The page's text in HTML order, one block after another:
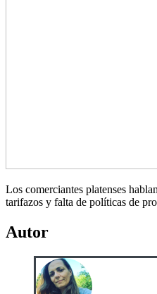
Los comerciantes platenses
tarifazos y falta de políticas de
Autor